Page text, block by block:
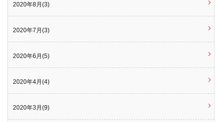
2020年8月(3)
2020年7月(3)
2020年6月(5)
2020年4月(4)
2020年3月(9)